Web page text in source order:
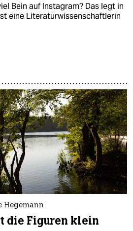
Bein auf Instagram? Das legt in
eine Literaturwissenschaftlerin
Hegemann
die Figuren klein